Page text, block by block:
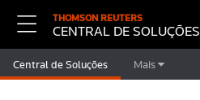
THOMSON REUTERS
CENTRAL DE SOLUÇÕES
Central de Soluções Mais